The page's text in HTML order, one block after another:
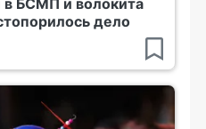
БСМП и волокита
дело